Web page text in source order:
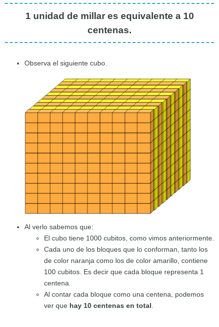
1 unidad de millar es equivalente a 10
centenas.
Observa el siguiente cubo.
Al verlo sabemos que:
El cubo tiene 1000 cubitos, como vimos anteriormente.
Cada uno de los bloques que lo conforman, tanto los
de color naranja como los de color amarillo, contiene
100 cubitos. Es decir que cada bloque representa 1
centena.
Al contar cada bloque como una centena, podemos
ver que hay 10 centenas en total